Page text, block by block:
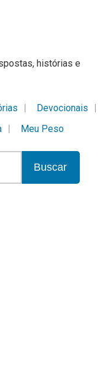
histórias e
Devocionais
Meu Peso
Buscar